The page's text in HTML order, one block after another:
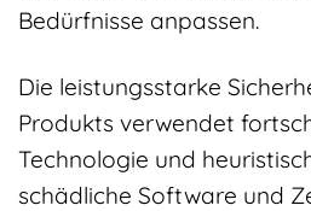
Bedürfnisse anpassen.
Die leistungsstarke
Produkts verwendet
Technologie und
schädliche Software und